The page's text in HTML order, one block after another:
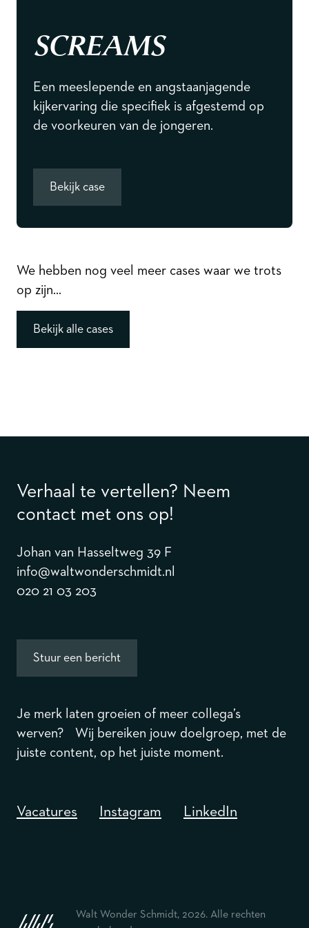
SCREAMS
Een meeslepende en angstaanjagende
kijkervaring die specifiek is afgestemd op
de voorkeuren van de jongeren.
Bekijk case
We hebben nog veel meer cases waar we trots
op zijn...
Bekijk alle cases
Verhaal te vertellen? Neem
contact met ons op!
Johan van Hasseltweg 39 F
info@waltwonderschmidt.nl
020 21 03 203
Stuur een bericht
Je merk laten groeien of meer collega’s
werven? Wij bereiken jouw doelgroep, met de
juiste content, op het juiste moment.
Vacatures Instagram LinkedIn
Walt Wonder Schmidt,2026. Alle rechten